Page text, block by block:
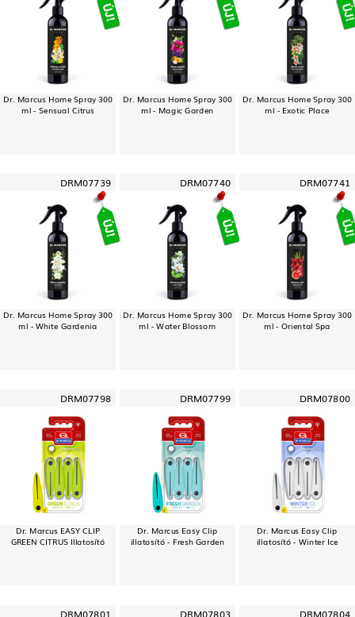
Dr. Marcus Home Spray 300
ml - Sensual Citrus
Dr. Marcus Home Spray 300
ml - Magic Garden
Dr. Marcus Home Spray 300
ml - Exotic Place
DRM07739
Dr. Marcus Home Spray 300
ml - White Gardenia
DRM07740
Dr. Marcus Home Spray 300
ml - Water Blossom
DRM07741
Dr. Marcus Home Spray 300
ml - Oriental Spa
DRM07798
Dr. Marcus EASY CLIP
GREEN CITRUS Illatosító
DRM07799
Dr. Marcus Easy Clip
illatosító - Fresh Garden
DRM07800
Dr. Marcus Easy Clip
illatosító - Winter Ice
DRM07801 DRM07803 DRM07804